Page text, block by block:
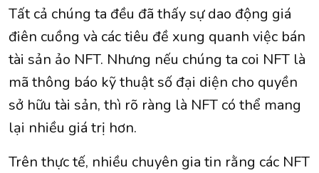
Tất cả chúng ta đều đã thấy sự dao động giá
điên cuồng và các tiêu đề xung quanh việc bán
tài sản ảo NFT. Nhưng nếu chúng ta coi NFT là
mã thông báo kỹ thuật số đại diện cho quyền
sở hữu tài sản, thì rõ ràng là NFT có thể mang
lại nhiều giá trị hơn.
Trên thực tế, nhiều chuyên gia tin rằng các NFT